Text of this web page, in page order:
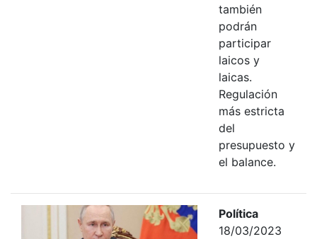
también
podrán
participar
laicos y
laicas.
Regulación
más estricta
del
presupuesto y
el balance.
Política
18/03/2023